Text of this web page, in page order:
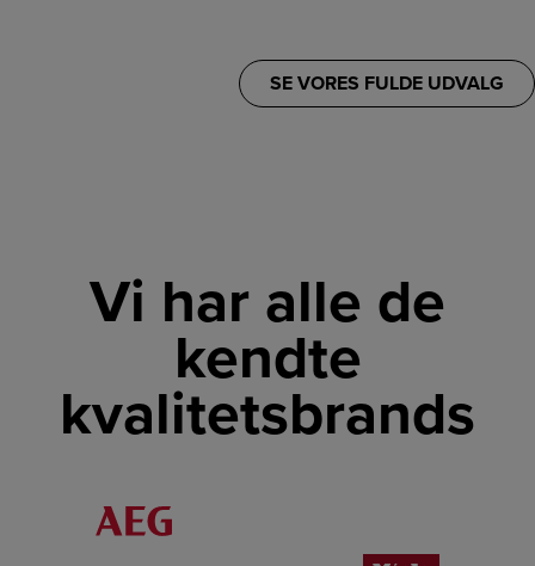
SE VORES FULDE UDVALG
Vi har alle de
kendte
kvalitetsbrands
LINK